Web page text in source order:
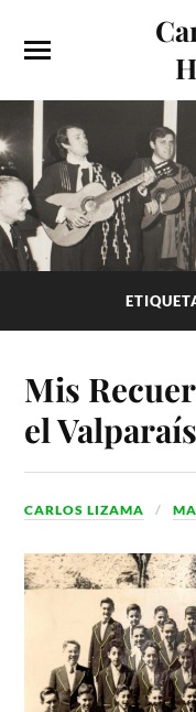
Mis
el
CARLOS LIZAMA